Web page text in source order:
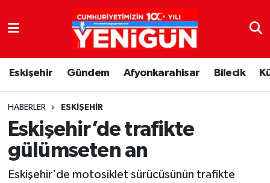
Eskişehir Gündem Afyonkarahisar Bilecik
HABERLER ESKIŞEHIR
Eskişehir’de trafikte
gülümseten an
Eskişehir'de motosiklet sürücüsünün trafikte
Nöbetçi Eczaneler
Hava Durumu
Trafik Durumu
Süper Lig Puan Durumu ve Fikstür
Tüm Manşetler